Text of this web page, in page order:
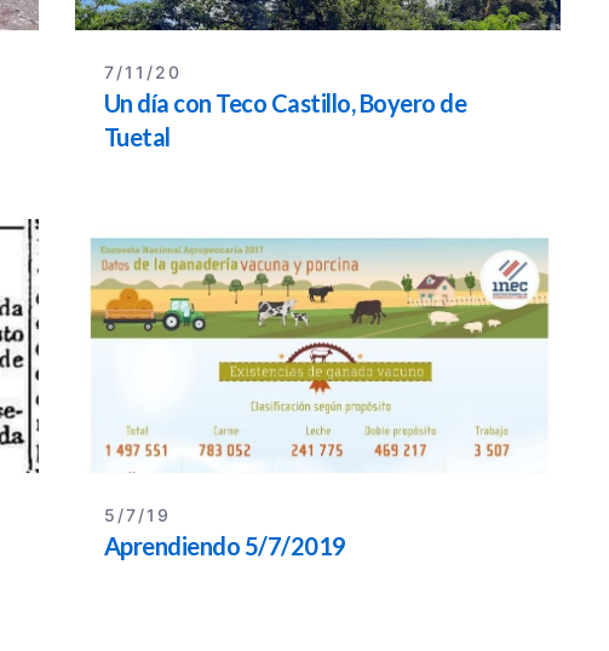
7/11/20
Un día con Teco Castillo, Boyero de
Tuetal
5/7/19
Aprendiendo 5/7/2019